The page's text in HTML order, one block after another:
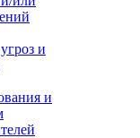
и
и